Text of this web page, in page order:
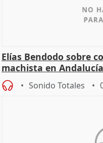
Elías Bendodo sobre
machista en Andalucía
Sonido Totales